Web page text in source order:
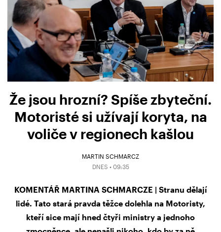
Že jsou hrozní? Spíše zbyteční.
Motoristé si užívají koryta, na
voliče v regionech kašlou
MARTIN SCHMARCZ
DNES • 09:35
KOMENTÁŘ MARTINA SCHMARCZE | Stranu dělají
lidé. Tato stará pravda těžce dolehla na Motoristy,
kteří sice mají hned čtyři ministry a jednoho